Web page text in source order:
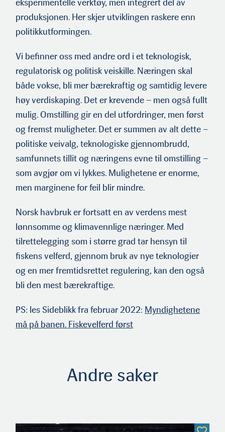
eksperimentelle verktøy, men integrert del av
produksjonen. Her skjer utviklingen raskere enn
politikkutformingen.
Vi befinner oss med andre ord i et teknologisk,
regulatorisk og politisk veiskille. Næringen skal
både vokse, bli mer bærekraftig og samtidig levere
høy verdiskaping. Det er krevende – men også fullt
mulig. Omstilling gir en del utfordringer, men først
og fremst muligheter. Det er summen av alt dette –
politiske veivalg, teknologiske gjennombrudd,
samfunnets tillit og næringens evne til omstilling –
som avgjør om vi lykkes. Mulighetene er enorme,
men marginene for feil blir mindre.
Norsk havbruk er fortsatt en av verdens mest
lønnsomme og klimavennlige næringer. Med
tilrettelegging som i større grad tar hensyn til
fiskens velferd, gjennom bruk av nye teknologier
og en mer fremtidsrettet regulering, kan den også
bli den mest bærekraftige.
PS: les Sideblikk fra februar 2022: Myndighetene
må på banen. Fiskevelferd først
Andre saker